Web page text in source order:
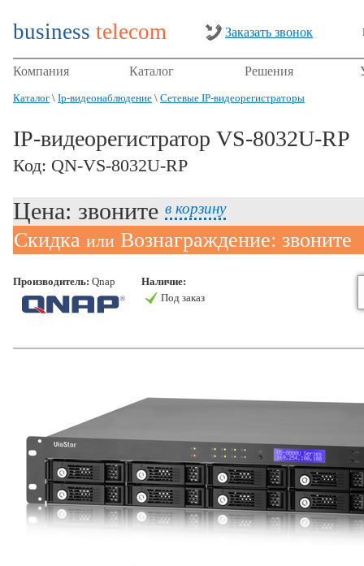
business telecom Заказать звонок
Компания Каталог Решения
Каталог \ Ip-видеонаблюдение \ Сетевые IP-видеорегистраторы
IP-видеорегистратор VS-8032U-RP
Код: QN-VS-8032U-RP
Цена: звоните в корзину
Скидка или Вознаграждение: звоните
Производитель: Qnap
Наличие:
Под заказ